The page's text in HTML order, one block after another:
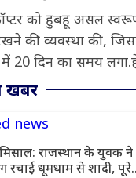
को हुबहू असल
की व्यवस्था की,
20 दिन का समय
खबर
मिसाल: राजस्थान के युवक ने
रचाई धूमधाम से शादी, पूरे